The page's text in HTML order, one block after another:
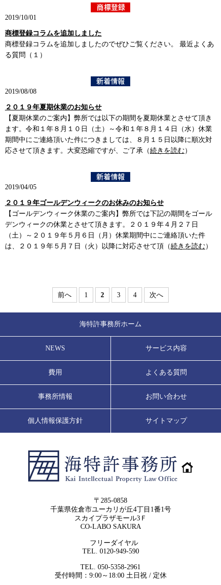
2019/10/01
商標登録コラムを追加しました
商標登録コラムを追加しましたのでぜひご覧ください。 最近よくあ
る質問（１）
2019/08/08
２０１９年夏期休業のお知らせ
【夏期休業のご案内】弊所では以下の期間を夏期休業とさせて頂き
ます。令和１年８月１０日（土）～令和１年８月１４日（水）休業
期間中にご連絡頂いた件につきましては、８月１５日以降に順次対
応させて頂きます。大変恐縮ですが、ご了承（続きを読む）
2019/04/05
２０１９年ゴールデンウィークのお休みのお知らせ
【ゴールデンウィーク休業のご案内】弊所では下記の期間をゴール
デンウィークの休業とさせて頂きます。２０１９年４月２７日
（土）～２０１９年５月６日（月）休業期間中にご連絡頂いた件
は、２０１９年５月７日（火）以降に対応させて頂（続きを読む）
前へ 1 2 3 4 次へ
海特許事務所ホーム
NEWS サービス内容
費用 よくある質問
事務所情報 お問い合わせ
個人情報保護方針 サイトマップ
〒285-0858
千葉県佐倉市ユーカリが丘4丁目1番1号
スカイプラザモール3Ｆ
CO-LABO SAKURA
フリーダイヤル
TEL. 0120-949-590
TEL. 050-5358-2961
受付時間：9:00～18:00 土日祝 / 定休